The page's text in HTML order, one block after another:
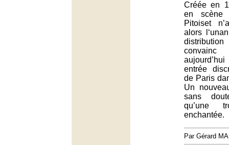
Créée en
en scène
Pitoiset
alors
convainc
entrée
de Paris
Un
sans
qu’une
enchantée.
Par Gérard